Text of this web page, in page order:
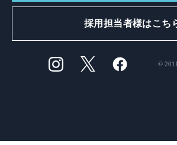
採用担当者様はこち
©